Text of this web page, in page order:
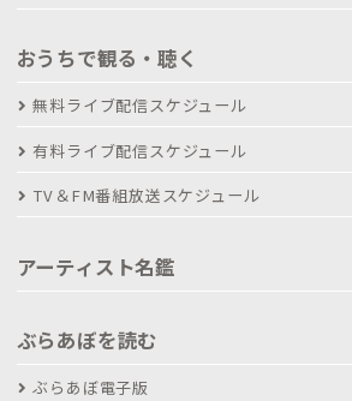
おうちで観る・聴く
無料ライブ配信スケジュール
有料ライブ配信スケジュール
TV＆FM番組放送スケジュール
アーティスト名鑑
ぶらあぼを読む
ぶらあぼ電子版